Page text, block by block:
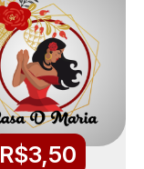
R$3,50